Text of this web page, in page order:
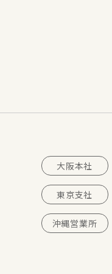
大阪本社
東京支社
沖縄営業所